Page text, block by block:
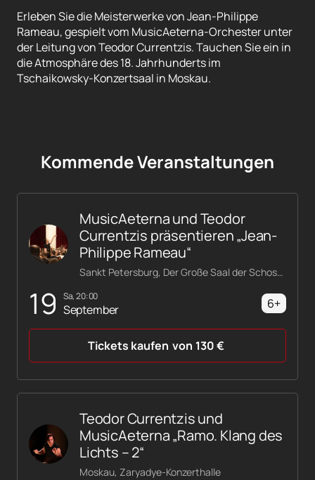
Erleben Sie die Meisterwerke von Jean-Philippe
Rameau, gespielt vom MusicAeterna-Orchester unter
der Leitung von Teodor Currentzis. Tauchen Sie ein in
die Atmosphäre des 18. Jahrhunderts im
Tschaikowsky-Konzertsaal in Moskau.
Kommende Veranstaltungen
19 Sa, 20:00
September
MusicAeterna und Teodor
Currentzis präsentieren „Jean-
Philippe Rameau“
Sankt Petersburg, Der Große Saal der Schostakowitsch-Philharmonie
6+
Tickets kaufen von 130€
Teodor Currentzis und
MusicAeterna „Ramo. Klang des
Lichts – 2“
Moskau, Zaryadye-Konzerthalle